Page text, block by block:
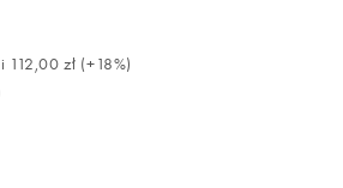
cena od 30 dni 112,00 zł (+18%). Było
zł (+18%)